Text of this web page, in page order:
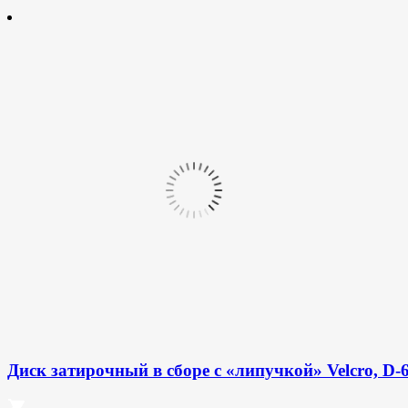
Диск затирочный в сборе с «липучкой» Velcro,